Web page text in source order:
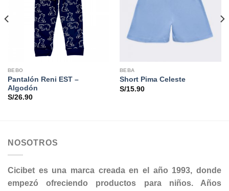
BEBO
Pantalón Reni EST –
Algodón
S/26.90
BEBA
Short Pima Celeste
S/15.90
NOSOTROS
Cicibet es una marca creada en el año 1993, donde
empezó ofreciendo productos para niños. Años